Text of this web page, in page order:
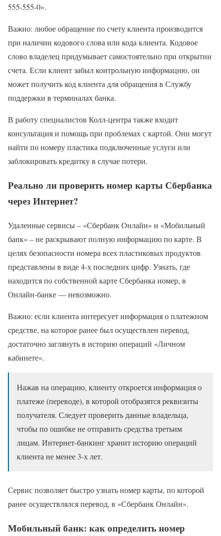
555-555-0».
Важно: любое обращение по счету клиента производится
при наличии кодового слова или кода клиента. Кодовое
слово владелец придумывает самостоятельно при открытии
счета. Если клиент забыл контрольную информацию, он
может получить код клиента для обращения в Службу
поддержки в терминалах банка.
В работу специалистов Колл-центра также входит
консультация и помощь при проблемах с картой. Они могут
найти по номеру пластика подключенные услуги или
заблокировать кредитку в случае потери.
Реально ли проверить номер карты Сбербанка
через Интернет?
Удаленные сервисы – «Сбербанк Онлайн» и «Мобильный
банк» – не раскрывают полную информацию по карте. В
целях безопасности номера всех пластиковых продуктов
представлены в виде 4-х последних цифр. Узнать, где
находится по собственной карте Сбербанка номер, в
Онлайн-банке — невозможно.
Важно: если клиента интересует информация о платежном
средстве, на которое ранее был осуществлен перевод,
достаточно заглянуть в историю операций «Личном
кабинете».
Нажав на операцию, клиенту откроется информация о
платеже (переводе), в которой отобразятся реквизиты
получателя. Следует проверить данные владельца,
чтобы по ошибке не отправить средства третьим
лицам. Интернет-банкинг хранит историю операций
клиента не менее 3-х лет.
Сервис позволяет быстро узнать номер карты, по которой
ранее осуществлялся перевод, в «Сбербанк Онлайн».
Мобильный банк: как определить номер